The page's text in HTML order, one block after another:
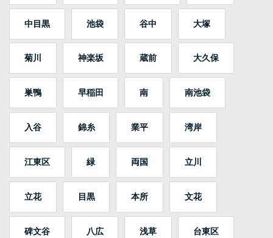
中目黒 池袋 谷中 大塚
菊川 神楽坂 蔵前 大久保
巣鴨 早稲田 南 南池袋
入谷 錦糸 業平 湾岸
江東区 緑 両国 立川
立花 目黒 本所 文花
碑文谷 八広 浅草 台東区